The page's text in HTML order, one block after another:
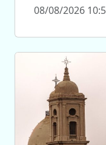
08/08/2026